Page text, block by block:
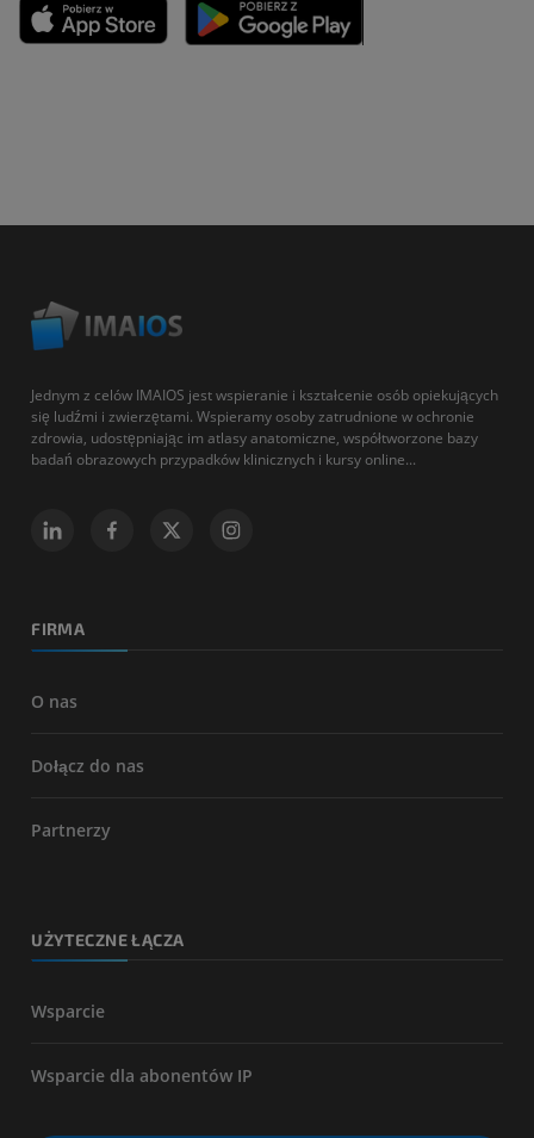
Jednym z celów IMAIOS jest wspieranie i kształcenie osób opiekujących
się ludźmi i zwierzętami. Wspieramy osoby zatrudnione w ochronie
zdrowia, udostępniając im atlasy anatomiczne, współtworzone bazy
badań obrazowych przypadków klinicznych i kursy online...
FIRMA
O nas
Dołącz do nas
Partnerzy
UŻYTECZNE ŁĄCZA
Wsparcie
Wsparcie dla abonentów IP